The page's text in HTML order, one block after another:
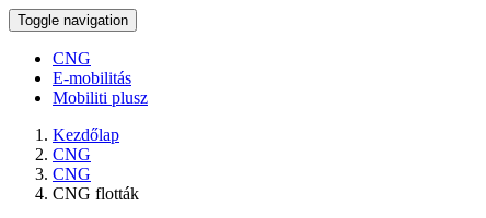
Toggle navigation
CNG
E-mobilitás
Mobiliti plusz
Kezdőlap
CNG
CNG
CNG flották